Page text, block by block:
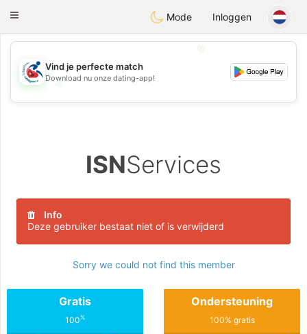
Handi Space
Toggle
Mode Inloggen
💖
💕
Vind je perfecte match
Download nu onze dating-app!
ISNServices
Info
Deze gebruiker bestaat niet of is verwijderd
Sorry we could not find this member
Gratis
100%
Ondersteuning
100% gratis